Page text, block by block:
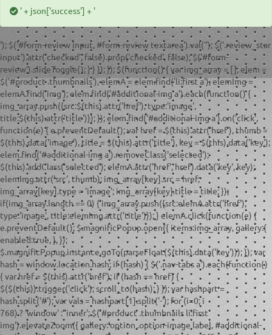
' + json['success'] + '
'); $('#form-review input, #form-review textarea').val(''); $('.review_star
input').attr('checked', false).prop('checked', false); $('#form-
review').slideToggle(); } } }); }); $(function() { var img_array = [], elem =
$('#product .thumbnails'), elemA = elem.find('li:first a'), elemImg =
elemA.find('img'); elem.find('#additional-img a').each(function() {
img_array.push({src:$(this).attr('href'), type:'image',
title:$(this).attr('title')}); }); elem.find('#additional-img a').on('click',
function(e) { e.preventDefault(); var href = $(this).attr('href'), thumb =
$(this).data('image'), title = $(this).attr('title'), key = $(this).data('key');
elem.find('#additional-img a').removeClass('selected');
$(this).addClass('selected'); elemA.attr('href', href).data('key', key);
elemImg.attr('src', thumb); img_array[key].src = href;
img_array[key].type = 'image'; img_array[key].title = title; });
if(img_array.length == 0) { img_array.push({src:elemA.attr('href'),
type:'image', title:elemImg.attr('title')}); } elemA.click(function(e) {
e.preventDefault(); $.magnificPopup.open({ items:img_array, gallery:{
enabled:true, }, });
$.magnificPopup.instance.goTo(parseFloat($(this).data('key'))); }); var
hash = window.location.hash; if (hash) { $('.nav-tabs a').each(function()
{ var href = $(this).attr('href'); if (hash == href) {
$($(this)).trigger('click'); scroll_to(hash); } }); var hashpart =
hash.split('#'); var vals = hashpart[1].split('-'); for (i=0; i
768) ? 'window' : 'inner'; $('#product .thumbnails li:first
img').elevateZoom({ gallery:'option .option-image label, #additional-